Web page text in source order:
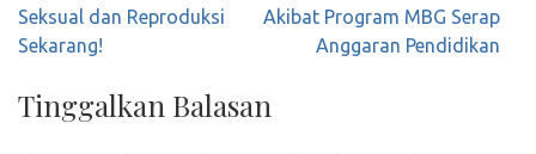
Seksual dan Reproduksi
Sekarang!
Akibat Program MBG Serap
Anggaran Pendidikan
Tinggalkan Balasan